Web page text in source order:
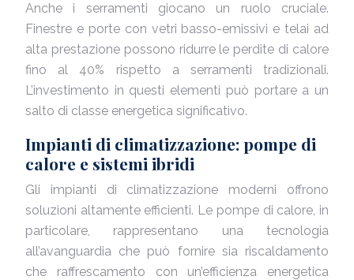
Anche i serramenti giocano un ruolo cruciale.
Finestre e porte con vetri basso-emissivi e telai ad
alta prestazione possono ridurre le perdite di calore
fino al 40% rispetto a serramenti tradizionali.
L’investimento in questi elementi può portare a un
salto di classe energetica significativo.
Impianti di climatizzazione: pompe di
calore e sistemi ibridi
Gli impianti di climatizzazione moderni offrono
soluzioni altamente efficienti. Le pompe di calore, in
particolare, rappresentano una tecnologia
all’avanguardia che può fornire sia riscaldamento
che raffrescamento con un’efficienza energetica